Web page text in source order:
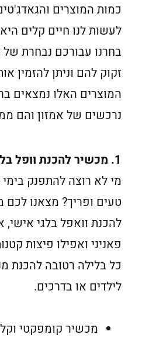
כמות המוצרים
לעשות לנו חיים קלים
זקוק להם וניתן להזמין
המוצרים האלו נמצאים
נרכשים של אמזון והם
1. מכשיר להכנת וופל בלגי
מי לא רוצה להתפנק
טעים ופריך? מצאנו
להכנת וואפל בלגי אישי,
פאניני ואפילו פיצות
כל בלילה רטובה להכנת
לילדים או בדרכים.
מכשיר קומפקטי וקל